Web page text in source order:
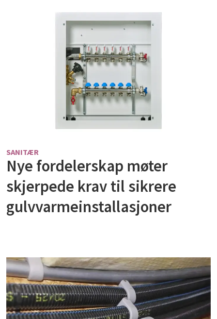
SANITÆR
Nye fordelerskap møter
skjerpede krav til sikrere
gulvvarmeinstallasjoner